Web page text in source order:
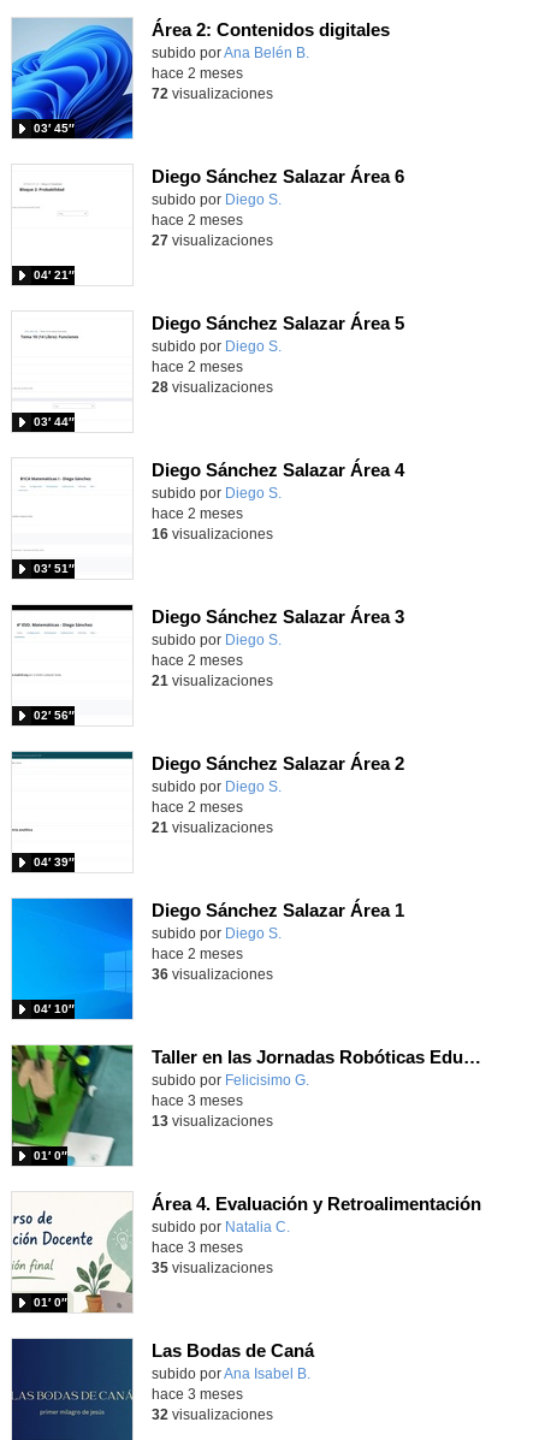
Área 2: Contenidos digitales
Contenido educativo.
subido porAna Belén B.
03′ 45″
hace 2 meses
72 visualizaciones
Diego Sánchez Salazar Área 6
subido por Diego S.
04′ 21″
hace 2 meses
27visualizaciones
Diego Sánchez Salazar Área 5
subido por Diego S.
03′ 44″
hace 2 meses
28visualizaciones
Diego Sánchez Salazar Área 4
subido por Diego S.
03′ 51″
hace 2 meses
16visualizaciones
Diego Sánchez Salazar Área 3
subido por Diego S.
02′ 56″
hace 2 meses
21 visualizaciones
Diego Sánchez Salazar Área 2
subido por Diego S.
04′ 39″
hace 2 meses
21 visualizaciones
Diego Sánchez Salazar Área 1
subido por Diego S.
04′ 10″
hace 2 meses
36visualizaciones
Taller en las Jornadas Robóticas Educativas del CTIF Sur para primaria
Contenido educativo.
subido por Felicisimo G.
01′ 0″
hace 3 meses
13visualizaciones
Área 4. Evaluación y Retroalimentación
subido por Natalia C.
01′ 0″
hace 3 meses
35visualizaciones
Las Bodas de Caná
Contenido educativo.
subido porAna Isabel B.
hace 3 meses
32 visualizaciones